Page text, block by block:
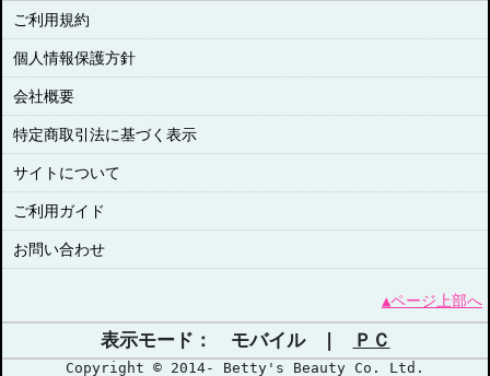
ご利用規約
個人情報保護方針
会社概要
特定商取引法に基づく表示
サイトについて
ご利用ガイド
お問い合わせ
▲ページ上部へ
表示モード： モバイル | ＰＣ
Copyright © 2014- Betty's Beauty Co. Ltd.